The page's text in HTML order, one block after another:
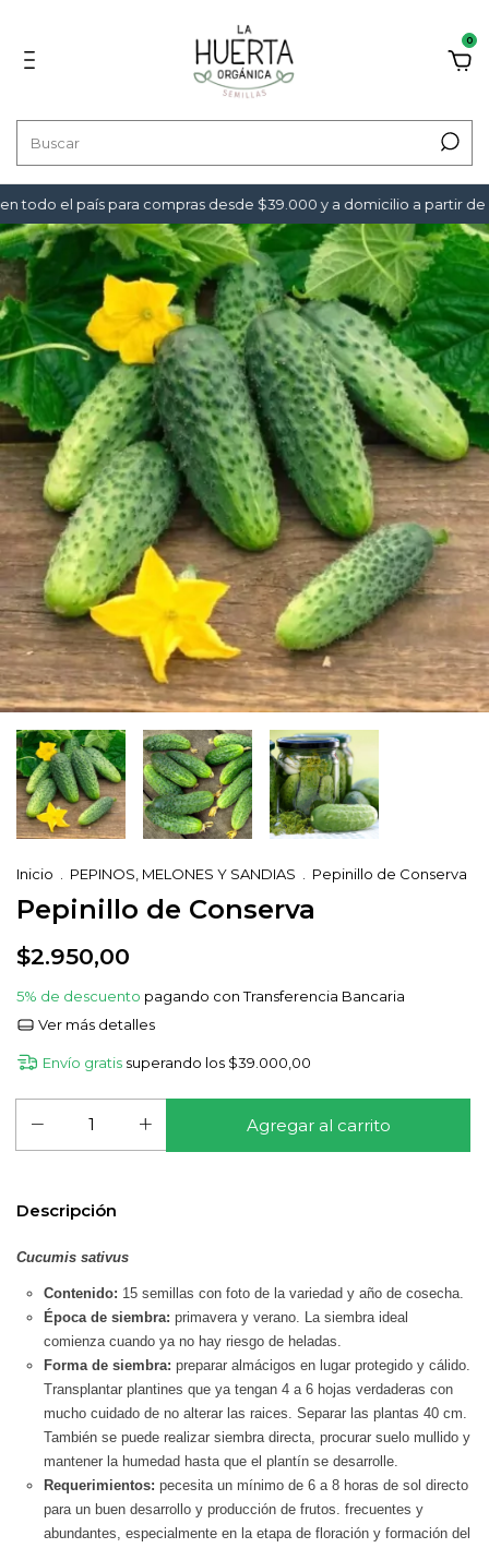
0
todo el país para compras desde $39.000 y a domicilio a partir de
Inicio PEPINOS, MELONES Y SANDIAS Pepinillo de Conserva
Pepinillo de Conserva
$2.950,00
5% de descuento pagando con Transferencia Bancaria
Ver más detalles
Envío gratis superando los $39.000,00
Descripción
Cucumis sativus
Contenido: 15 semillas con foto de la variedad y año de cosecha.
Época de siembra: primavera y verano. La siembra ideal
comienza cuando ya no hay riesgo de heladas.
Forma de siembra: preparar almácigos en lugar protegido y cálido.
Transplantar plantines que ya tengan 4 a 6 hojas verdaderas con
mucho cuidado de no alterar las raices. Separar las plantas 40 cm.
También se puede realizar siembra directa, procurar suelo mullido y
mantener la humedad hasta que el plantín se desarrolle.
Requerimientos: pecesita un mínimo de 6 a 8 horas de sol directo
para un buen desarrollo y producción de frutos. frecuentes y
abundantes, especialmente en la etapa de floración y formación del